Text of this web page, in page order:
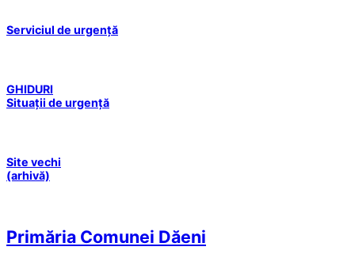
Serviciul de urgență
GHIDURI
Situații de urgență
Site vechi
(arhivă)
Primăria Comunei Dăeni